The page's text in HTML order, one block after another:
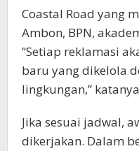
Coastal Road yang
Ambon, BPN,
“Setiap reklamasi
baru yang dikelola
lingkungan,”
Jika sesuai jadwal,
dikerjakan. Dalam